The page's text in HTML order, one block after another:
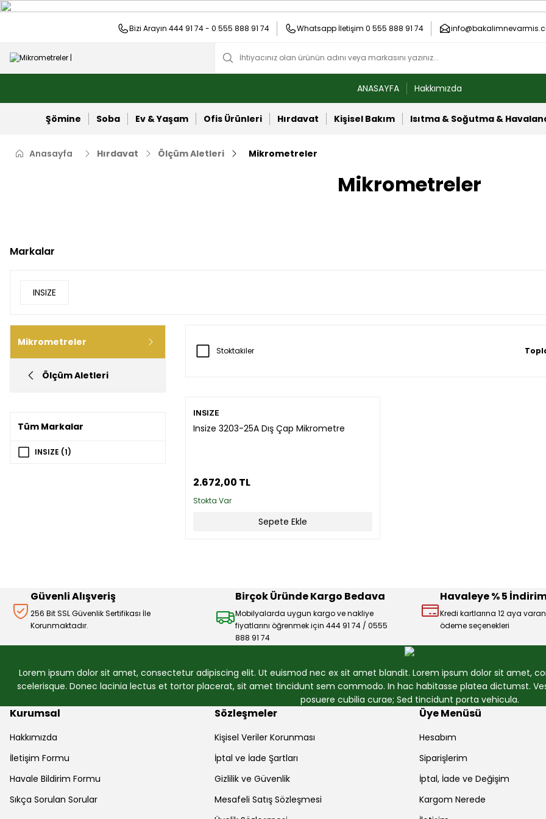
Bizi Arayın 444 91 74 - 0 555 888 91 74 Whatsapp İletişim 0 555 888 91 74
ANASAYFA Hakkımızda
Şömine Soba Ev & Yaşam Ofis Ürünleri Hırdavat Kişisel Bakım Isıtma & Soğutma &
Anasayfa Hırdavat Ölçüm Aletleri Mikrometreler
Mikrometreler
Markalar
INSIZE
Mikrometreler
Ölçüm Aletleri
Tüm Markalar
INSIZE (1)
Stoktakiler
INSIZE
Insize 3203-25A Dış Çap Mikrometre
2.672,00 TL
Stokta Var
Sepete Ekle
Güvenli Alışveriş
256 Bit SSL Güvenlik Sertifikası İle
Korunmaktadır.
Birçok Üründe Kargo Bedava
Mobilyalarda uygun kargo ve nakliye
fiyatlarını öğrenmek için 444 91 74 / 0555
888 91 74
Havaleye % 5 İndirim
Kredi kartlarına 12 aya
ödeme seçenekleri
Lorem ipsum dolor sit amet, consectetur adipiscing elit. Ut euismod nec ex sit amet blandit. Lorem ipsum dolor sit amet,
scelerisque. Donec lacinia lectus et tortor placerat, sit amet tincidunt sem commodo. In hac habitasse platea dictumst.
posuere cubilia curae; Sed tincidunt porta vehicula.
Kurumsal
Hakkımızda
İletişim Formu
Havale Bildirim Formu
Sıkça Sorulan Sorular
Sözleşmeler
Kişisel Veriler Korunması
İptal ve İade Şartları
Gizlilik ve Güvenlik
Mesafeli Satış Sözleşmesi
Üye Menüsü
Hesabım
Siparişlerim
İptal, İade ve Değişim
Kargom Nerede